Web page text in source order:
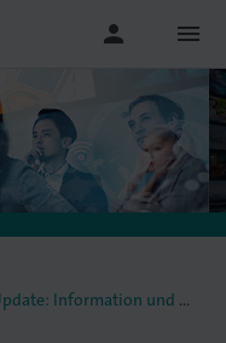
person menu
Konsultation der EU-Kommission zur Vereinfachung der EU-Entwaldungsverordnung